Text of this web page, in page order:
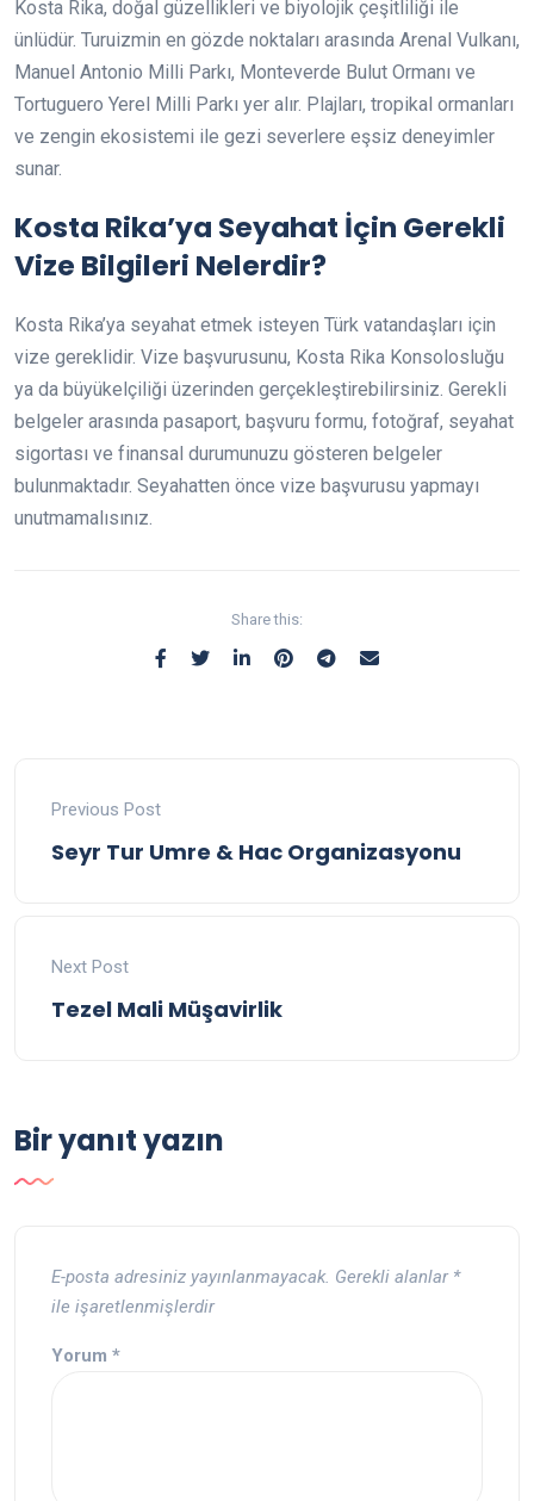
Kosta Rika, doğal güzellikleri ve biyolojik çeşitliliği ile
ünlüdür. Turuizmin en gözde noktaları arasında Arenal Vulkanı,
Manuel Antonio Milli Parkı, Monteverde Bulut Ormanı ve
Tortuguero Yerel Milli Parkı yer alır. Plajları, tropikal ormanları
ve zengin ekosistemi ile gezi severlere eşsiz deneyimler
sunar.
Kosta Rika’ya Seyahat İçin Gerekli
Vize Bilgileri Nelerdir?
Kosta Rika’ya seyahat etmek isteyen Türk vatandaşları için
vize gereklidir. Vize başvurusunu, Kosta Rika Konsolosluğu
ya da büyükelçiliği üzerinden gerçekleştirebilirsiniz. Gerekli
belgeler arasında pasaport, başvuru formu, fotoğraf, seyahat
sigortası ve finansal durumunuzu gösteren belgeler
bulunmaktadır. Seyahatten önce vize başvurusu yapmayı
unutmamalısınız.
Share this:
Previous Post
Seyr Tur Umre & Hac Organizasyonu
Next Post
Tezel Mali Müşavirlik
Bir yanıt yazın
E-posta adresiniz yayınlanmayacak. Gerekli alanlar *
ile işaretlenmişlerdir
Yorum *